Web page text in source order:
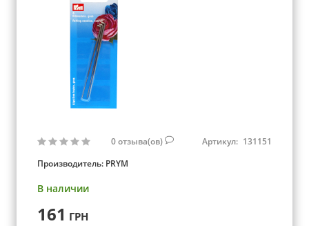
0отзыва(ов) Артикул: 131151
Производитель: PRYM
В наличии
161 ГРН